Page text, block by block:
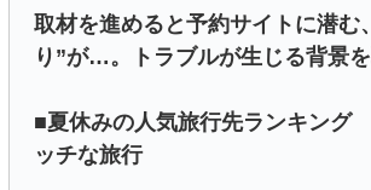
取材を進めると予約サイトに潜む
り”が…。トラブルが生じる背景を
■夏休みの人気旅行先ランキング
ッチな旅行